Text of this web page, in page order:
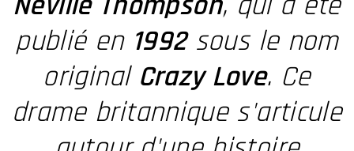
publié en 1992sous le nom
original Crazy Love. Ce
drame britannique s'articule